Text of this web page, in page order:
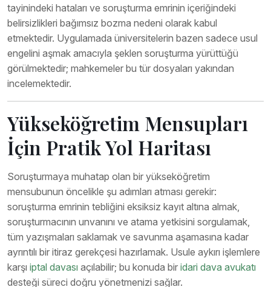
tayinindeki hataları ve soruşturma emrinin içeriğindeki
belirsizlikleri bağımsız bozma nedeni olarak kabul
etmektedir. Uygulamada üniversitelerin bazen sadece usul
engelini aşmak amacıyla şeklen soruşturma yürüttüğü
görülmektedir; mahkemeler bu tür dosyaları yakından
incelemektedir.
Yükseköğretim Mensupları
İçin Pratik Yol Haritası
Soruşturmaya muhatap olan bir yükseköğretim
mensubunun öncelikle şu adımları atması gerekir:
soruşturma emrinin tebliğini eksiksiz kayıt altına almak,
soruşturmacının unvanını ve atama yetkisini sorgulamak,
tüm yazışmaları saklamak ve savunma aşamasına kadar
ayrıntılı bir itiraz gerekçesi hazırlamak. Usule aykırı işlemlere
karşı iptal davası açılabilir; bu konuda bir idari dava avukatı
desteği süreci doğru yönetmenizi sağlar.